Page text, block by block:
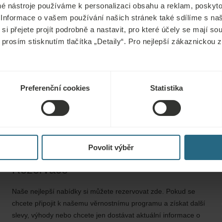
nástroje používáme k personalizaci obsahu a reklam,
o vašem používání našich stránek také sdílíme s
přejete projít podrobně a nastavit, pro které účely se mají
stisknutím tlačítka „Detaily“. Pro nejlepší zákaznickou
Preferenční cookies Statistika
Povolit výběr
nápoj podávaný na začátku procedury. Vyvážená
Antioxidační nápoj se doporučuje pít v obdobích
Rezervace
Naše nejlepší nabídky si můžete rezervovat zde. Pokud se
chcete připojit k našemu věrnostnímu programu a získat další
slevy, výhody nebo chcete jen dostávat aktuální informace o